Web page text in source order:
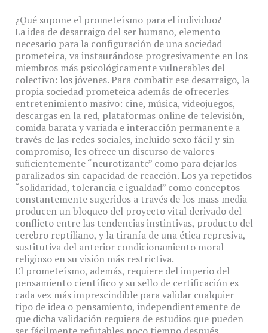
¿Qué supone el prometeísmo para el individuo?
La idea de desarraigo del ser humano, elemento
necesario para la configuración de una sociedad
prometeica, va instaurándose progresivamente en los
miembros más psicológicamente vulnerables del
colectivo: los jóvenes. Para combatir ese desarraigo, la
propia sociedad prometeica además de ofrecerles
entretenimiento masivo: cine, música, videojuegos,
descargas en la red, plataformas online de televisión,
comida barata y variada e interacción permanente a
través de las redes sociales, incluido sexo fácil y sin
compromiso, les ofrece un discurso de valores
suficientemente “neurotizante” como para dejarlos
paralizados sin capacidad de reacción. Los ya repetidos
“solidaridad, tolerancia e igualdad” como conceptos
constantemente sugeridos a través de los mass media
producen un bloqueo del proyecto vital derivado del
conflicto entre las tendencias instintivas, producto del
cerebro reptiliano, y la tiranía de una ética represiva,
sustitutiva del anterior condicionamiento moral
religioso en su visión más restrictiva.
El prometeísmo, además, requiere del imperio del
pensamiento científico y su sello de certificación es
cada vez más imprescindible para validar cualquier
tipo de idea o pensamiento, independientemente de
que dicha validación requiera de estudios que pueden